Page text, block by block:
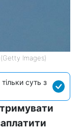
Images)
суть з